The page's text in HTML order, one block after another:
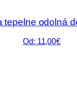
tepelne odolná
Od: 11,00€